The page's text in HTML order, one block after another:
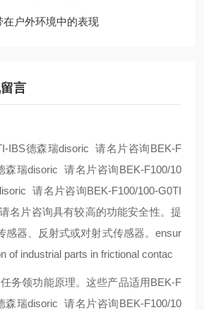
在户外环境中的表现
言
IBS德森瑞disoric 请名片咨询BEK-F
森瑞disoric 请名片咨询BEK-F100/10
请名片咨询BEK-F100/100-G0TI
名片咨询具有较高的功能安全性。提
器、反射式或对射式传感器。 ensur
of industrial parts in frictional contac
务领功能原理。这些产品适用BEK-F
森瑞disoric 请名片咨询BEK-F100/10